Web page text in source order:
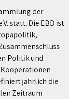
der
statt. Die EBD ist
Politik und
jährlich die
Zeitraum